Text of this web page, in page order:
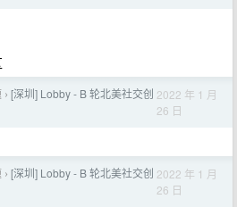
› [深圳] Lobby - B 轮北美社交创 2022 年 1 月
26 日
› [深圳] Lobby - B 轮北美社交创 2022 年 1 月
26 日